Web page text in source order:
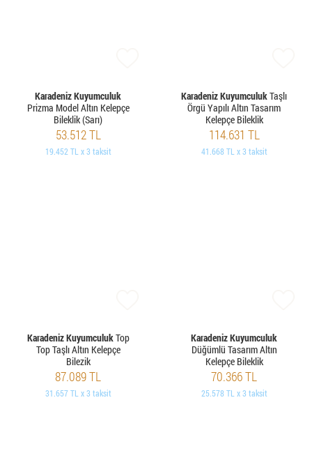
Karadeniz Kuyumculuk
Prizma Model Altın Kelepçe
Bileklik (Sarı)
53.512 TL
19.452 TL x 3 taksit
Karadeniz KuyumculukTaşlı
Örgü Yapılı Altın Tasarım
Kelepçe Bileklik
114.631 TL
41.668 TL x 3 taksit
Karadeniz KuyumculukTop
Top Taşlı Altın Kelepçe
Bilezik
87.089 TL
31.657 TL x 3 taksit
Karadeniz Kuyumculuk
Düğümlü Tasarım Altın
Kelepçe Bileklik
70.366 TL
25.578 TL x 3 taksit